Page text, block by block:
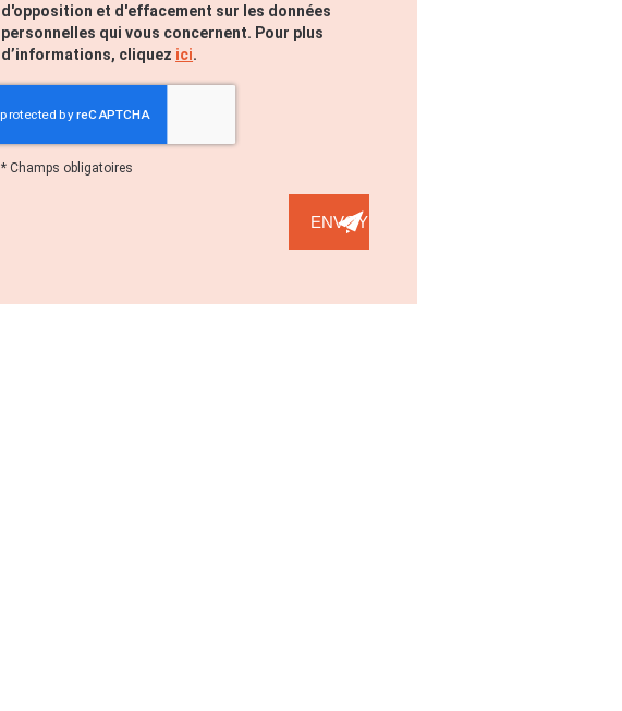
d'opposition et d'effacement sur les données
personnelles qui vous concernent. Pour plus
d’informations, cliquez ici.
*Champs obligatoires